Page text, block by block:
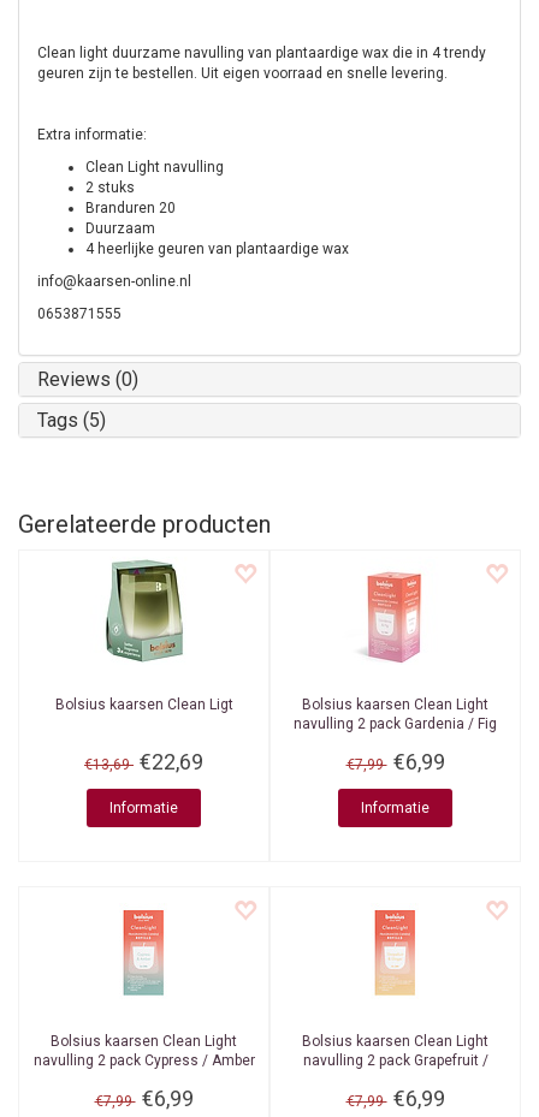
Clean light duurzame navulling van plantaardige wax die in 4 trendy
geuren zijn te bestellen. Uit eigen voorraad en snelle levering.
Extra informatie:
Clean Light navulling
2 stuks
Branduren 20
Duurzaam
4 heerlijke geuren van plantaardige wax
info@kaarsen-online.nl
0653871555
Reviews (0)
Tags (5)
Gerelateerde producten
Bolsius kaarsen Clean Ligt
€13,69 €22,69
Informatie
Bolsius kaarsen Clean Light
navulling 2 pack Gardenia / Fig
€7,99 €6,99
Informatie
Bolsius kaarsen Clean Light
navulling 2 pack Cypress / Amber
€7,99 €6,99
Bolsius kaarsen Clean Light
navulling 2 pack Grapefruit /
€7,99 €6,99